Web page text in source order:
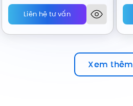
Liên hệ tư vấn
Xem thêm